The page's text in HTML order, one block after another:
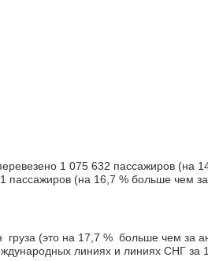
1 075 632 пассажиров
(на 16,7 % больше чем
(это на 17,7 % больше чем за
линиях и линиях СНГ